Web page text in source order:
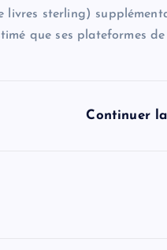
livres sterling)
que ses plateformes de
Continuer